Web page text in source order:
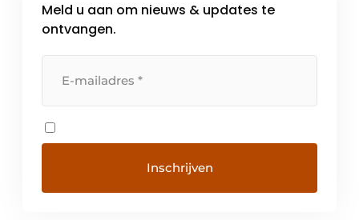
Meld u aan om nieuws & updates te
ontvangen.